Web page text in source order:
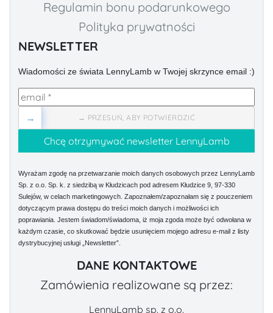
Regulamin bonu podarunkowego
Polityka prywatności
NEWSLETTER
Wiadomości ze świata LennyLamb w Twojej skrzynce email :)
→ PRZESUŃ, ABY POTWIERDZIĆ
→
Wyrażam zgodę na przetwarzanie moich danych osobowych przez LennyLamb
Sp. z o.o. Sp. k. z siedzibą w Kłudzicach pod adresem Kłudzice 9, 97-330
Sulejów, w celach marketingowych. Zapoznałem/zapoznałam się z pouczeniem
dotyczącym prawa dostępu do treści moich danych i możliwości ich
poprawiania. Jestem świadom/świadoma, iż moja zgoda może być odwołana w
każdym czasie, co skutkować będzie usunięciem mojego adresu e-mail z listy
dystrybucyjnej usługi „Newsletter”.
DANE KONTAKTOWE
Zamówienia realizowane są przez:
LennyLamb sp. z o.o.